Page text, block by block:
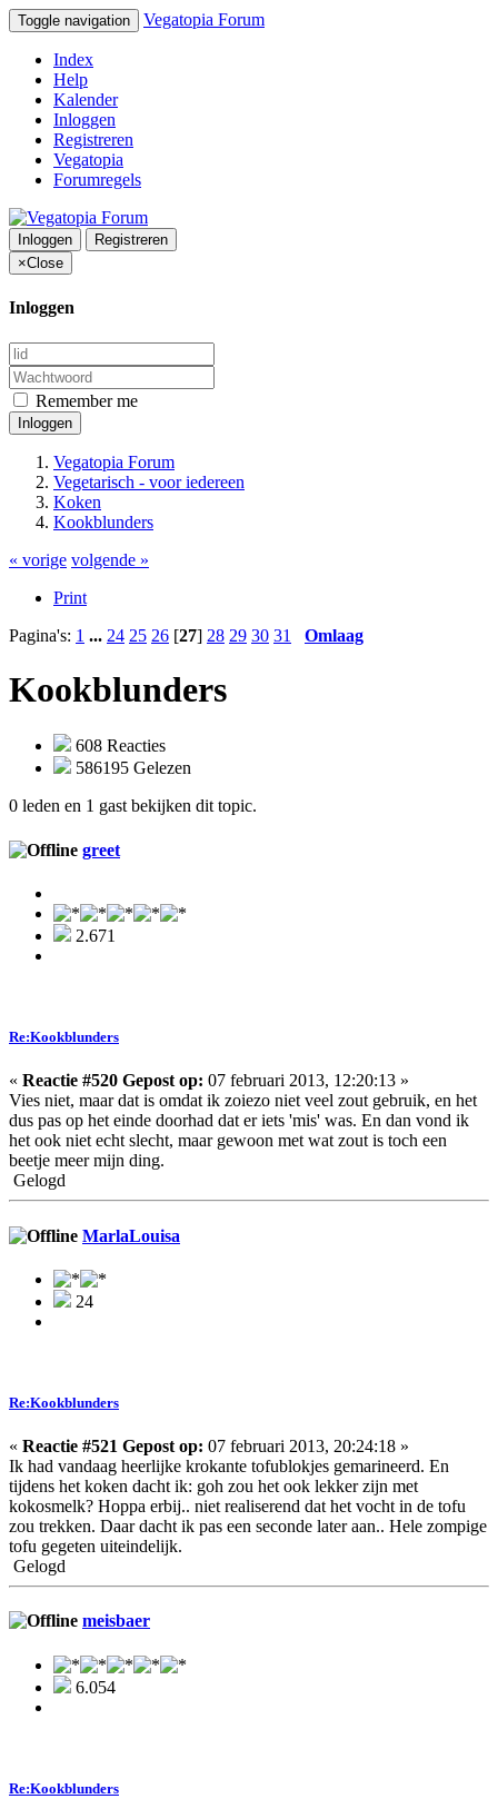
Toggle navigation Vegatopia Forum
Index
Help
Kalender
Inloggen
Registreren
Vegatopia
Forumregels
Inloggen
Registreren
×Close
Inloggen
Remember me
Inloggen
Vegatopia Forum
Vegetarisch - voor iedereen
Koken
Kookblunders
« vorige volgende »
Print
Pagina's: 1 ... 24 25 26 [27] 28 29 30 31 Omlaag
Kookblunders
608 Reacties
586195 Gelezen
0 leden en 1 gast bekijken dit topic.
greet
2.671
Re:Kookblunders
« Reactie #520 Gepost op: 07 februari 2013, 12:20:13 »
Vies niet, maar dat is omdat ik zoiezo niet veel zout gebruik, en het
dus pas op het einde doorhad dat er iets 'mis' was. En dan vond ik
het ook niet echt slecht, maar gewoon met wat zout is toch een
beetje meer mijn ding.
Gelogd
MarlaLouisa
24
Re:Kookblunders
« Reactie #521 Gepost op: 07 februari 2013, 20:24:18 »
Ik had vandaag heerlijke krokante tofublokjes gemarineerd. En
tijdens het koken dacht ik: goh zou het ook lekker zijn met
kokosmelk? Hoppa erbij.. niet realiserend dat het vocht in de tofu
zou trekken. Daar dacht ik pas een seconde later aan.. Hele zompige
tofu gegeten uiteindelijk.
Gelogd
meisbaer
6.054
Re:Kookblunders